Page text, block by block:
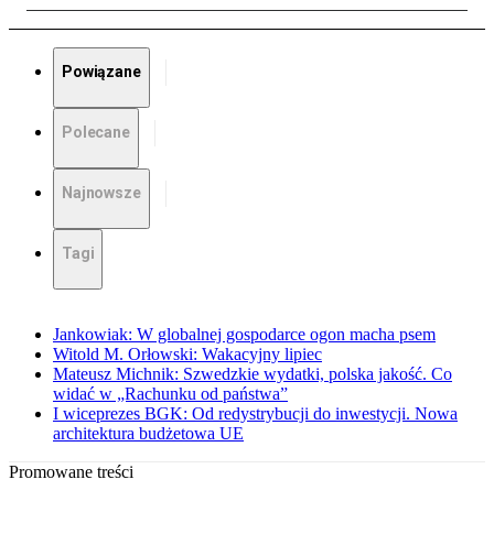
Powiązane
Polecane
Najnowsze
Tagi
Jankowiak: W globalnej gospodarce ogon macha psem
Witold M. Orłowski: Wakacyjny lipiec
Mateusz Michnik: Szwedzkie wydatki, polska jakość. Co
widać w „Rachunku od państwa”
I wiceprezes BGK: Od redystrybucji do inwestycji. Nowa
architektura budżetowa UE
Promowane treści